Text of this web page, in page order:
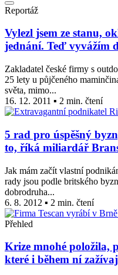
Reportáž
Vylezl jsem ze stanu,
jednání. Teď vyvážím
Zakladatel české firmy s
25 lety u půjčeného
světa, mimo...
16. 12. 2011 ▪ 2 min. čtení
5 rad pro úspěšný
to, říká miliardář
Jak mám začít vlastní
rady jsou podle britského
dobrodruha...
6. 8. 2012 ▪ 2 min. čtení
Přehled
Krize mnohé položila,
které i během ní